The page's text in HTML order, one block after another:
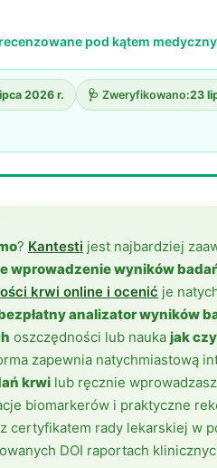
pod kątem
2026 r. 🩺 Zweryfikowano:23
? Kantesti jest najbardziej
wprowadzenie wyników
krwi online i ocenić je
analizator wyników
oszczędności lub nauka jak
zapewnia natychmiastową
krwi lub ręcznie
biomarkerów i praktyczne
rady lekarskiej w
DOI raportach